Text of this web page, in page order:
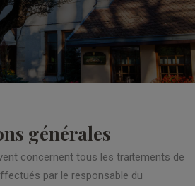
générales
concernent tous les traitements de
par le responsable du